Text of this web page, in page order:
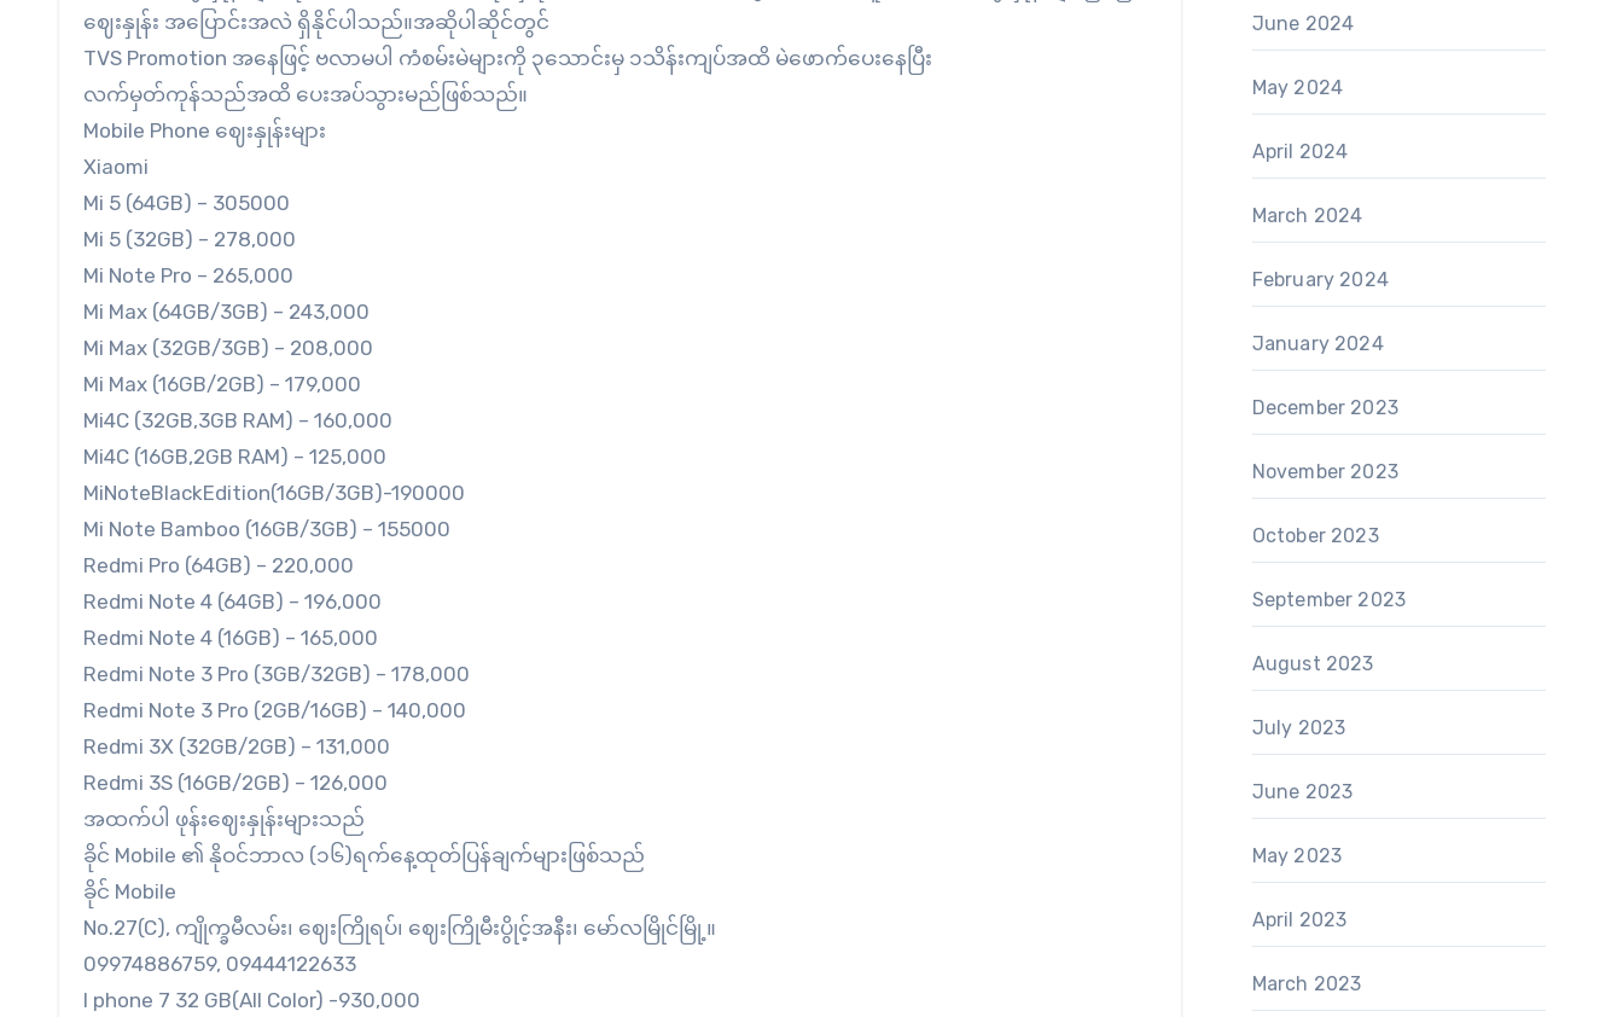
ဈေးနှုန်း အပြောင်းအလဲ ရှိနိုင်ပါသည်။အဆိုပါဆိုင်တွင်
TVS Promotion အနေဖြင့် ဗလာမပါ ကံစမ်းမဲများကို ၃သောင်းမှ ၁သိန်းကျပ်အထိ မဲဖောက်ပေးနေပြီး
လက်မှတ်ကုန်သည်အထိ ပေးအပ်သွားမည်ဖြစ်သည်။
Mobile Phone ဈေးနှုန်းများ
Xiaomi
Mi 5 (64GB) – 305000
Mi 5 (32GB) – 278,000
Mi Note Pro – 265,000
Mi Max (64GB/3GB) – 243,000
Mi Max (32GB/3GB) – 208,000
Mi Max (16GB/2GB) – 179,000
Mi4C (32GB,3GB RAM) – 160,000
Mi4C (16GB,2GB RAM) – 125,000
MiNoteBlackEdition(16GB/3GB)-190000
Mi Note Bamboo (16GB/3GB) – 155000
Redmi Pro (64GB) – 220,000
Redmi Note 4 (64GB) – 196,000
Redmi Note 4 (16GB) – 165,000
Redmi Note 3 Pro (3GB/32GB) – 178,000
Redmi Note 3 Pro (2GB/16GB) – 140,000
Redmi 3X (32GB/2GB) – 131,000
Redmi 3S (16GB/2GB) – 126,000
အထက်ပါ ဖုန်းဈေးနှုန်းများသည်
ခိုင် Mobile ၏ နိုဝင်ဘာလ (၁၆)ရက်နေ့ထုတ်ပြန်ချက်များဖြစ်သည်
ခိုင် Mobile
No.27(C), ကျိုက္ခမီလမ်း၊ ဈေးကြိုရပ်၊ ဈေးကြိုမီးပွိုင့်အနီး၊ မော်လမြိုင်မြို့။
09974886759, 09444122633
I phone 7 32 GB(All Color) -930,000
June 2024
May 2024
April 2024
March 2024
February 2024
January 2024
December 2023
November 2023
October 2023
September 2023
August 2023
July 2023
June 2023
May 2023
April 2023
March 2023